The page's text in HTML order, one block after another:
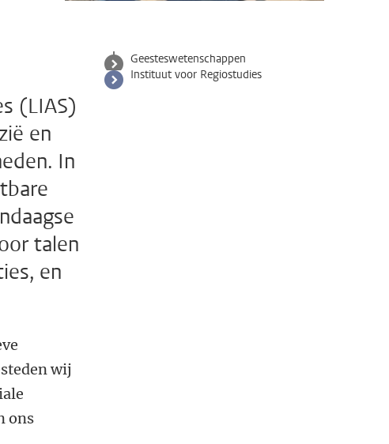
(LIAS)
en
In
talen
en
wij
ons
Geesteswetenschappen
Instituut voor Regiostudies